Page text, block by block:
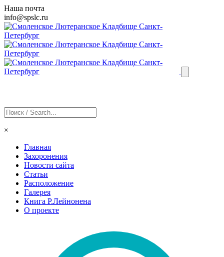
Наша почта
info@spslc.ru
×
Главная
Захоронения
Новости сайта
Статьи
Расположение
Галерея
Книга Р.Лейнонена
О проекте